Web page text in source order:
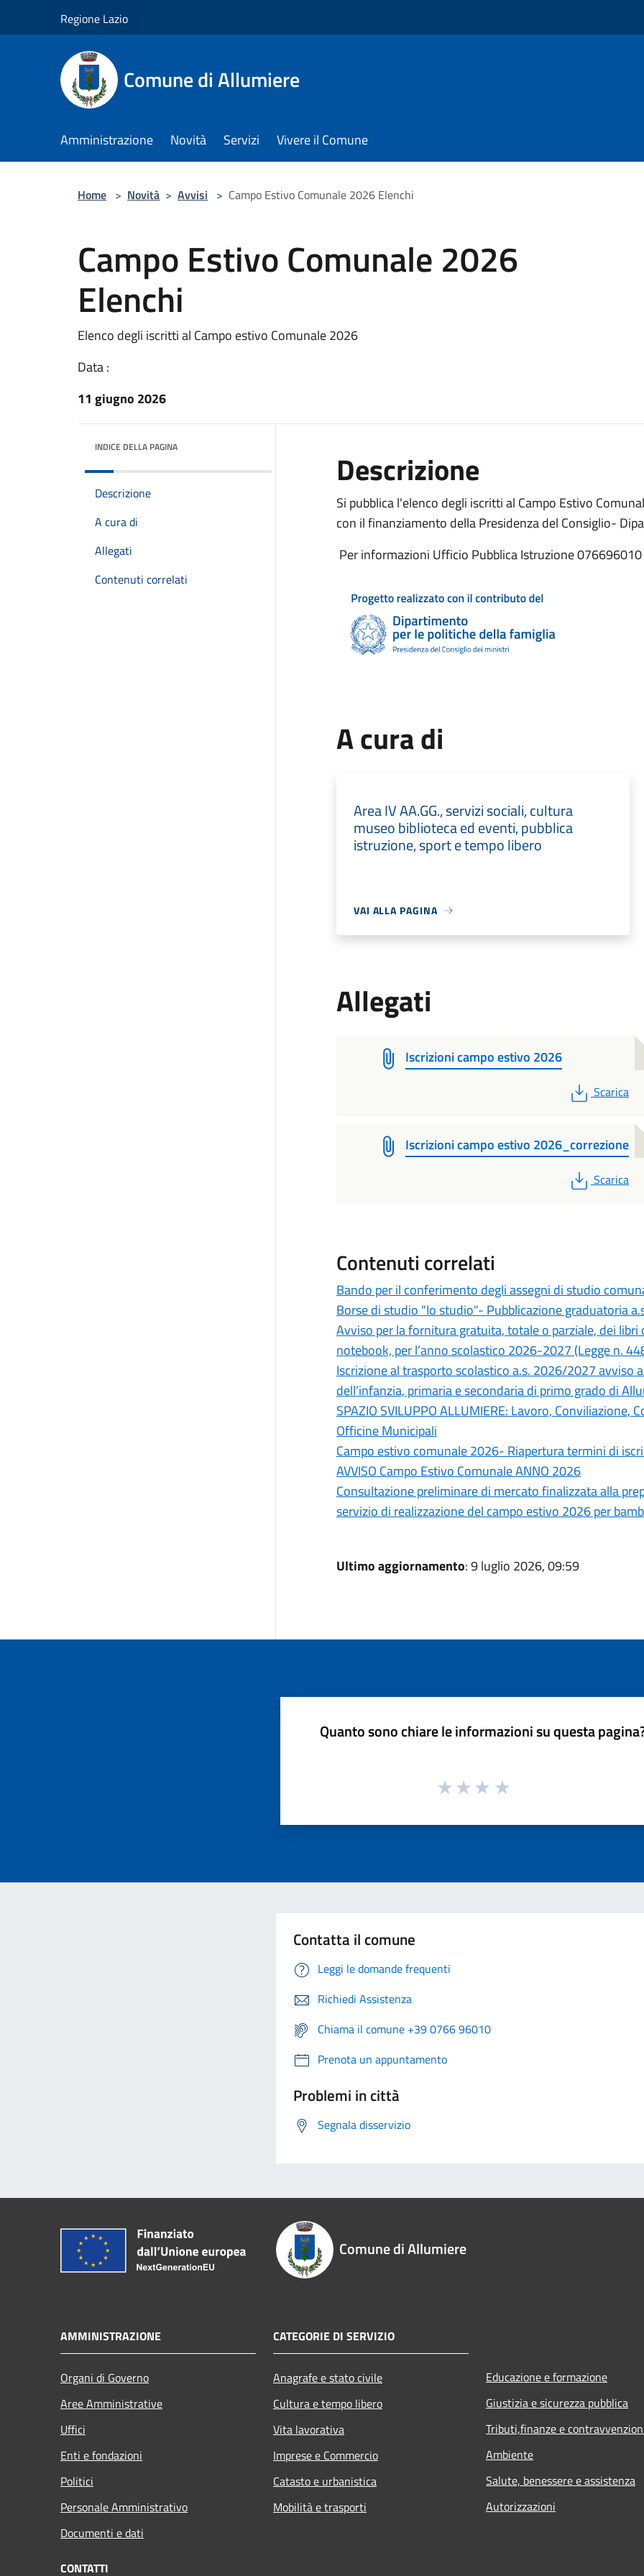
Regione Lazio
Comune di Allumiere
Amministrazione Novità Servizi Vivere il Comune
Home > Novità > Avvisi > Campo Estivo Comunale 2026 Elenchi
Campo Estivo Comunale 2026
Elenchi
Elenco degli iscritti al Campo estivo Comunale 2026
Data :
11 giugno 2026
INDICE DELLA PAGINA
Descrizione
A cura di
Allegati
Contenuti correlati
Descrizione
Si pubblica l'elenco degli iscritti al Campo Estivo
con il finanziamento della Presidenza del Consiglio-
Per informazioni Ufficio Pubblica Istruzione
A cura di
Area IV AA.GG., servizi sociali, cultura
museo biblioteca ed eventi, pubblica
istruzione, sport e tempo libero
VAI ALLA PAGINA
Allegati
Iscrizioni campo estivo 2026
PDF
Scarica
Iscrizioni campo estivo 2026_correzione
PDF
Scarica
Contenuti correlati
Bando per il conferimento degli assegni di studio
Borse di studio "Io studio"- Pubblicazione graduatoria
Avviso per la fornitura gratuita, totale o parziale, dei
notebook, per l’anno scolastico 2026-2027 (Legge n.
Iscrizione al trasporto scolastico a.s. 2026/2027 avviso
dell’infanzia, primaria e secondaria di primo grado di
SPAZIO SVILUPPO ALLUMIERE: Lavoro, Conviliazione,
Officine Municipali
Campo estivo comunale 2026- Riapertura termini di
AVVISO Campo Estivo Comunale ANNO 2026
Consultazione preliminare di mercato finalizzata alla
servizio di realizzazione del campo estivo 2026 per
Ultimo aggiornamento: 9 luglio 2026, 09:59
Quanto sono chiare le informazioni su questa
Contatta il comune
Leggi le domande frequenti
Richiedi Assistenza
Chiama il comune +39 0766 96010
Prenota un appuntamento
Problemi in città
Segnala disservizio
Comune di Allumiere
AMMINISTRAZIONE
Organi di Governo
Aree Amministrative
Uffici
Enti e fondazioni
Politici
Personale Amministrativo
Documenti e dati
CATEGORIE DI SERVIZIO
Anagrafe e stato civile
Cultura e tempo libero
Vita lavorativa
Imprese e Commercio
Catasto e urbanistica
Mobilità e trasporti
Educazione e formazione
Giustizia e sicurezza pubblica
Tributi,finanze e
Ambiente
Salute, benessere e assistenza
Autorizzazioni
CONTATTI